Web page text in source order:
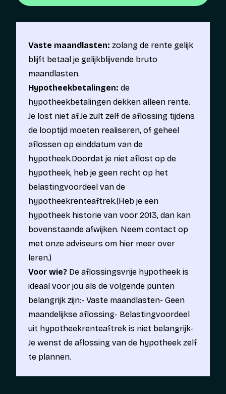
Vaste maandlasten: zolang de rente gelijk
blijft betaal je gelijkblijvende bruto
maandlasten.
Hypotheekbetalingen: de
hypotheekbetalingen dekken alleen rente.
Je lost niet af.Je zult zelf de aflossing tijdens
de looptijd moeten realiseren, of geheel
aflossen op einddatum van de
hypotheek.Doordat je niet aflost op de
hypotheek, heb je geen recht op het
belastingvoordeel van de
hypotheekrenteaftrek.(Heb je een
hypotheek historie van voor 2013, dan kan
bovenstaande afwijken. Neem contact op
met onze adviseurs om hier meer over
leren.)
Voor wie? De aflossingsvrije hypotheek is
ideaal voor jou als de volgende punten
belangrijk zijn:- Vaste maandlasten- Geen
maandelijkse aflossing- Belastingvoordeel
uit hypotheekrenteaftrek is niet belangrijk-
Je wenst de aflossing van de hypotheek zelf
te plannen.